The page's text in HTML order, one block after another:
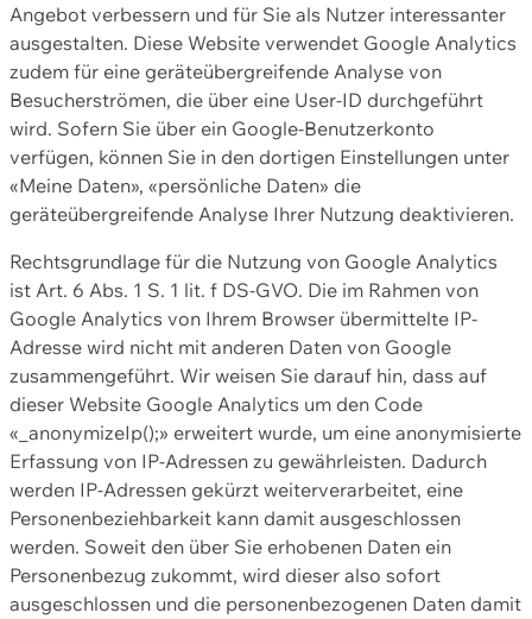
Angebot verbessern und für Sie als Nutzer interessanter
ausgestalten. Diese Website verwendet Google Analytics
zudem für eine geräteübergreifende Analyse von
Besucherströmen, die über eine User-ID durchgeführt
wird. Sofern Sie über ein Google-Benutzerkonto
verfügen, können Sie in den dortigen Einstellungen unter
«Meine Daten», «persönliche Daten» die
geräteübergreifende Analyse Ihrer Nutzung deaktivieren.
Rechtsgrundlage für die Nutzung von Google Analytics
ist Art. 6 Abs. 1 S. 1 lit. f DS-GVO. Die im Rahmen von
Google Analytics von Ihrem Browser übermittelte IP-
Adresse wird nicht mit anderen Daten von Google
zusammengeführt. Wir weisen Sie darauf hin, dass auf
dieser Website Google Analytics um den Code
«_anonymizeIp();» erweitert wurde, um eine anonymisierte
Erfassung von IP-Adressen zu gewährleisten. Dadurch
werden IP-Adressen gekürzt weiterverarbeitet, eine
Personenbeziehbarkeit kann damit ausgeschlossen
werden. Soweit den über Sie erhobenen Daten ein
Personenbezug zukommt, wird dieser also sofort
ausgeschlossen und die personenbezogenen Daten damit